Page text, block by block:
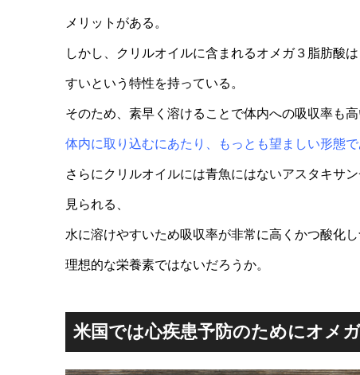
メリットがある。
しかし、クリルオイルに含まれるオメガ３脂肪酸
すいという特性を持っている。
そのため、素早く溶けることで体内への吸収率も高
体内に取り込むにあたり、もっとも望ましい形態で
さらにクリルオイルには青魚にはないアスタキサ
見られる、
水に溶けやすいため吸収率が非常に高くかつ酸化
理想的な栄養素ではないだろうか。
米国では心疾患予防のためにオメ